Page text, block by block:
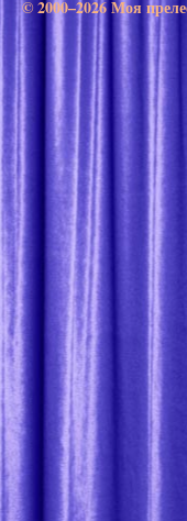
© 2000–2026 Моя